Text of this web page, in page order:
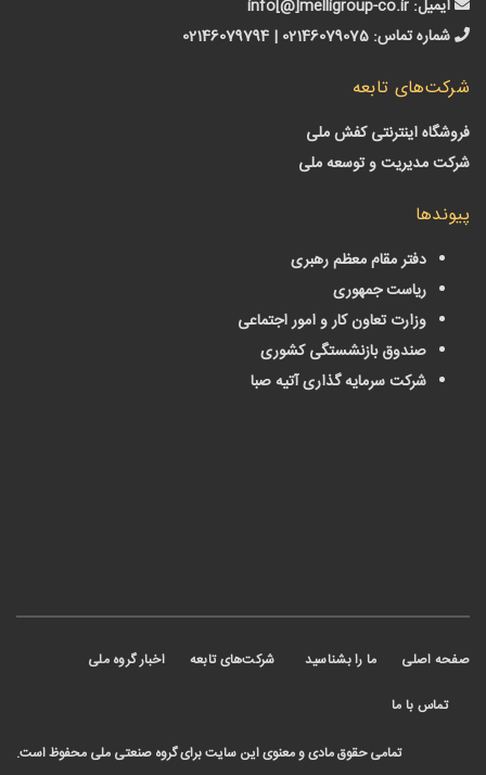
info[@]melligroup-co.ir
تماس:02146079075 | 02146079794
تابعه
اینترنتی کفش ملی
مدیریت و توسعه ملی
دفتر مقام معظم رهبری
ریاست جمهوری
وزارت تعاون کار و امور اجتماعی
صندوق بازنشستگی کشوری
شرکت سرمایه گذاری آتیه صبا
اصلی ما را بشناسید شرکت‌های تابعه اخبار گروه ملی
با ما
تمامی حقوق مادی و معنوی این سایت برای گروه صنعتی ملی محفوظ است.